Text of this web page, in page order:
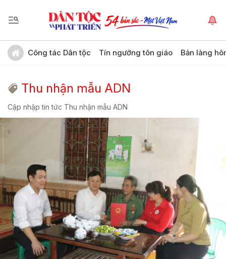
Công tác Dân tộc Tín ngưỡng tôn giáo Bản làng
Thu nhận mẫu ADN
Cập nhập tin tức Thu nhận mẫu ADN